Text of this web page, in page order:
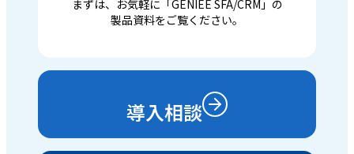
まずは、お気軽に「GENIEE SFA/CRM」の
製品資料をご覧ください。
導入相談